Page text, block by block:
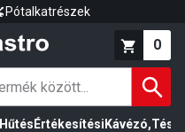
Pótalkatrészek
0
Hűtés Értékesítési Kávézó,